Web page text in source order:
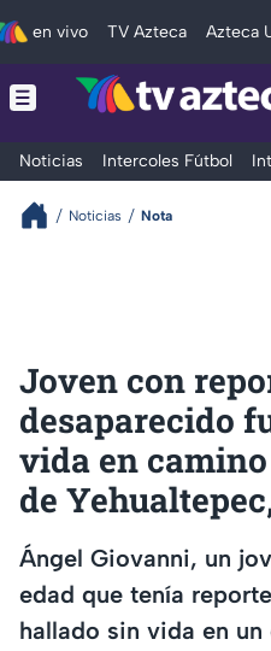
en vivo TV Azteca Azteca
Noticias Intercoles Fútbol
Noticias Nota
Joven con
desaparecido
vida en
de
Ángel Giovanni, un
edad que tenía
hallado sin vida en